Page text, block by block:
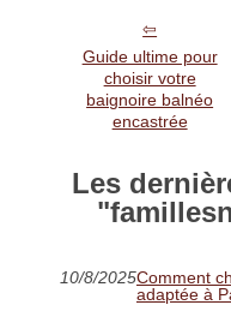
Guide ultime pour
choisir votre
baignoire balnéo
encastrée
Les
10/8/2025Comment
adaptée à